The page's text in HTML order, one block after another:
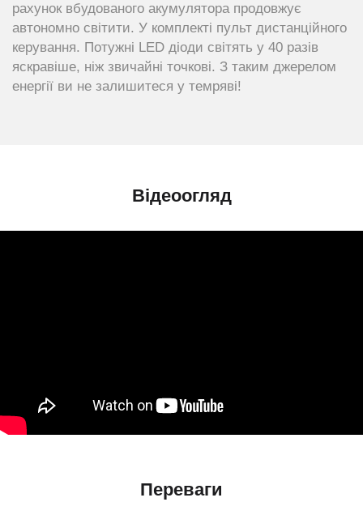
рахунок вбудованого акумулятора продовжує
автономно світити. У комплекті пульт дистанційного
керування. Потужні LED діоди світять у 40 разів
яскравіше, ніж звичайні точкові. З таким джерелом
енергії ви не залишитеся у темряві!
Відеоогляд
Переваги